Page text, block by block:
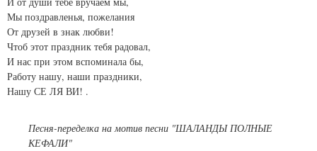
Мы поздравленья, пожелания
От друзей в знак любви!
Чтоб этот праздник тебя радовал,
И нас при этом вспоминала бы,
Работу нашу, наши праздники,
Нашу СЕ ЛЯ ВИ! .
Песня-переделка на мотив песни "ШАЛАНДЫ ПОЛНЫЕ
КЕФАЛИ"